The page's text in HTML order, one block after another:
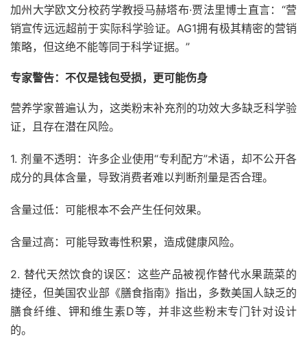
加州大学欧文分校药学教授马赫塔布·贾法里博士直言：“营
销宣传远远超前于实际科学验证。AG1拥有极其精密的营销
策略，但这绝不能等同于科学证据。”
专家警告：不仅是钱包受损，更可能伤身
营养学家普遍认为，这类粉末补充剂的功效大多缺乏科学验
证，且存在潜在风险。
1. 剂量不透明：许多企业使用“专利配方”术语，却不公开各
成分的具体含量，导致消费者难以判断剂量是否合理。
含量过低：可能根本不会产生任何效果。
含量过高：可能导致毒性积累，造成健康风险。
2. 替代天然饮食的误区：这些产品被视作替代水果蔬菜的
捷径，但美国农业部《膳食指南》指出，多数美国人缺乏的
膳食纤维、钾和维生素D等，并非这些粉末专门针对设计
的。